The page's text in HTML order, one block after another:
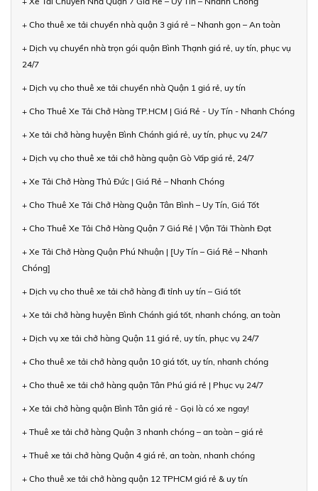
+ Cho thuê xe tải chuyển nhà quận 3 giá rẻ – Nhanh gọn – An toàn
+ Dịch vụ chuyển nhà trọn gói quận Bình Thạnh giá rẻ, uy tín, phục vụ
24/7
+ Dịch vụ cho thuê xe tải chuyển nhà Quận 1 giá rẻ, uy tín
+ Cho Thuê Xe Tải Chở Hàng TP.HCM | Giá Rẻ - Uy Tín - Nhanh Chóng
+ Xe tải chở hàng huyện Bình Chánh giá rẻ, uy tín, phục vụ 24/7
+ Dịch vụ cho thuê xe tải chở hàng quận Gò Vấp giá rẻ, 24/7
+ Xe Tải Chở Hàng Thủ Đức | Giá Rẻ – Nhanh Chóng
+ Cho Thuê Xe Tải Chở Hàng Quận Tân Bình – Uy Tín, Giá Tốt
+ Cho Thuê Xe Tải Chở Hàng Quận 7 Giá Rẻ | Vận Tải Thành Đạt
+ Xe Tải Chở Hàng Quận Phú Nhuận | [Uy Tín – Giá Rẻ – Nhanh
Chóng]
+ Dịch vụ cho thuê xe tải chở hàng đi tỉnh uy tín – Giá tốt
+ Xe tải chở hàng huyện Bình Chánh giá tốt, nhanh chóng, an toàn
+ Dịch vụ xe tải chở hàng Quận 11 giá rẻ, uy tín, phục vụ 24/7
+ Cho thuê xe tải chở hàng quận 10 giá tốt, uy tín, nhanh chóng
+ Cho thuê xe tải chở hàng quận Tân Phú giá rẻ | Phục vụ 24/7
+ Xe tải chở hàng quận Bình Tân giá rẻ - Gọi là có xe ngay!
+ Thuê xe tải chở hàng Quận 3 nhanh chóng – an toàn – giá rẻ
+ Thuê xe tải chở hàng Quận 4 giá rẻ, an toàn, nhanh chóng
+ Cho thuê xe tải chở hàng quận 12 TPHCM giá rẻ & uy tín